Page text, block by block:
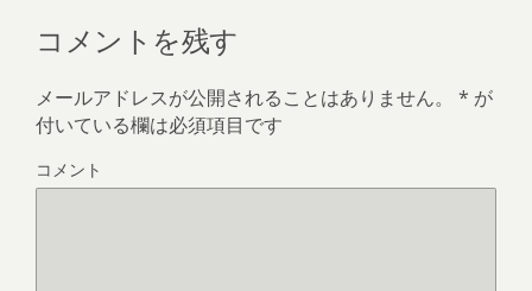
コメントを残す
メールアドレスが公開されることはありません。 * が
付いている欄は必須項目です
コメント